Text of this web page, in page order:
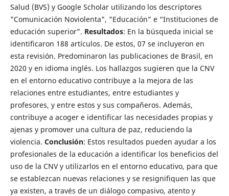
Salud (BVS) y Google Scholar utilizando los descriptores
"Comunicación Noviolenta", "Educación” e “Instituciones de
educación superior”. Resultados: En la búsqueda inicial se
identificaron 188 artículos. De estos, 07 se incluyeron en
esta revisión. Predominaron las publicaciones de Brasil, en
2020 y en idioma inglés. Los hallazgos sugieren que la CNV
en el entorno educativo contribuye a la mejora de las
relaciones entre estudiantes, entre estudiantes y
profesores, y entre estos y sus compañeros. Además,
contribuye a acoger e identificar las necesidades propias y
ajenas y promover una cultura de paz, reduciendo la
violencia. Conclusión: Estos resultados pueden ayudar a los
profesionales de la educación a identificar los beneficios del
uso de la CNV y utilizarlos en el entorno educativo, para que
se establezcan nuevas relaciones y se resignifiquen las que
ya existen, a través de un diálogo compasivo, atento y